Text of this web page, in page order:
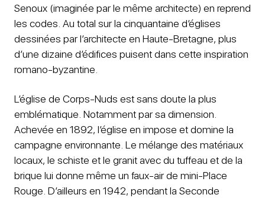
Senoux (imaginée par le même architecte) en reprend
les codes. Au total sur la cinquantaine d’églises
dessinées par l’architecte en Haute-Bretagne, plus
d’une dizaine d’édifices puisent dans cette inspiration
romano-byzantine.
L’église de Corps-Nuds est sans doute la plus
emblématique. Notamment par sa dimension.
Achevée en 1892, l’église en impose et domine la
campagne environnante. Le mélange des matériaux
locaux, le schiste et le granit avec du tuffeau et de la
brique lui donne même un faux-air de mini-Place
Rouge. D’ailleurs en 1942, pendant la Seconde